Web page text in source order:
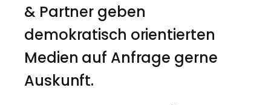
& Partner geben
demokratisch orientierten
Medien auf Anfrage gerne
Auskunft.